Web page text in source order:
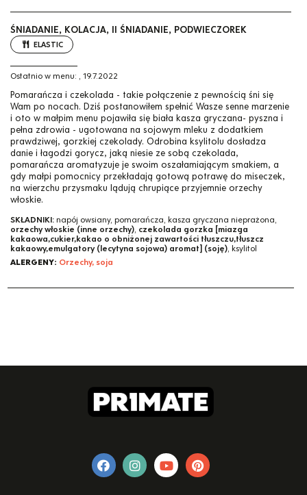
ŚNIADANIE, KOLACJA, II ŚNIADANIE, PODWIECZOREK
ELASTIC
Ostatnio w menu: , 19.7.2022
Pomarańcza i czekolada - takie połączenie z pewnością śni się
Wam po nocach. Dziś postanowiłem spełnić Wasze senne marzenie
i oto w małpim menu pojawiła się biała kasza gryczana- pyszna i
pełna zdrowia - ugotowana na sojowym mleku z dodatkiem
prawdziwej, gorzkiej czekolady. Odrobina ksylitolu dosładza
danie i łagodzi gorycz, jaką niesie ze sobą czekolada,
pomarańcza aromatyzuje je swoim oszałamiającym smakiem, a
gdy małpi pomocnicy przekładają gotową potrawę do miseczek,
na wierzchu przysmaku lądują chrupiące przyjemnie orzechy
włoskie.
SKŁADNIKI: napój owsiany, pomarańcza, kasza gryczana nieprażona,
orzechy włoskie (inne orzechy), czekolada gorzka [miazga
kakaowa,cukier,kakao o obniżonej zawartości tłuszczu,tłuszcz
kakaowy,emulgatory (lecytyna sojowa) aromat] (soję), ksylitol
ALERGENY: Orzechy, soja